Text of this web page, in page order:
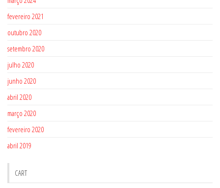
fevereiro 2021
outubro 2020
setembro 2020
julho 2020
junho 2020
abril 2020
março 2020
fevereiro 2020
abril 2019
CART